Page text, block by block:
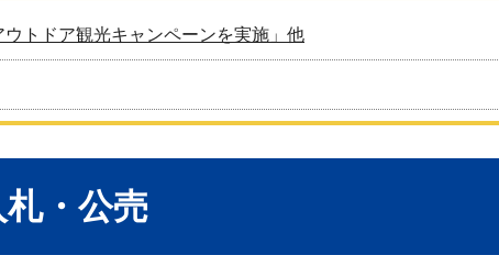
トドア観光キャンペーンを実施」他
札・公売